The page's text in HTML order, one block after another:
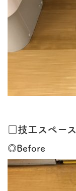
□技工スペース
◎Before